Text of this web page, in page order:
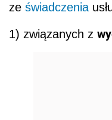
ze świadczenia
1) związanych z